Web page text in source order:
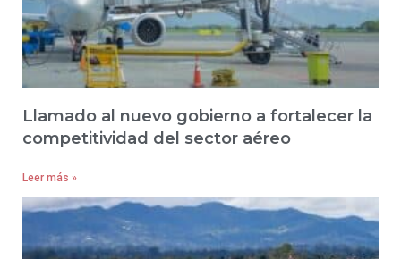
Llamado al nuevo gobierno a fortalecer la
competitividad del sector aéreo
Leer más »